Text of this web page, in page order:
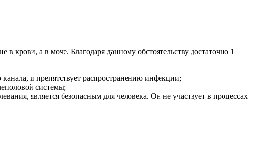
крови, а в моче. Благодаря данному обстоятельству достаточно 1
и препятствует распространению инфекции;
системы;
является безопасным для человека. Он не участвует в процессах